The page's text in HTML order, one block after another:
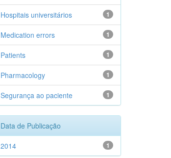
1
Hospitais universitários
1
Medication errors
1
Patients
1
Pharmacology
1
Segurança ao paciente
Data de Publicação
1
2014